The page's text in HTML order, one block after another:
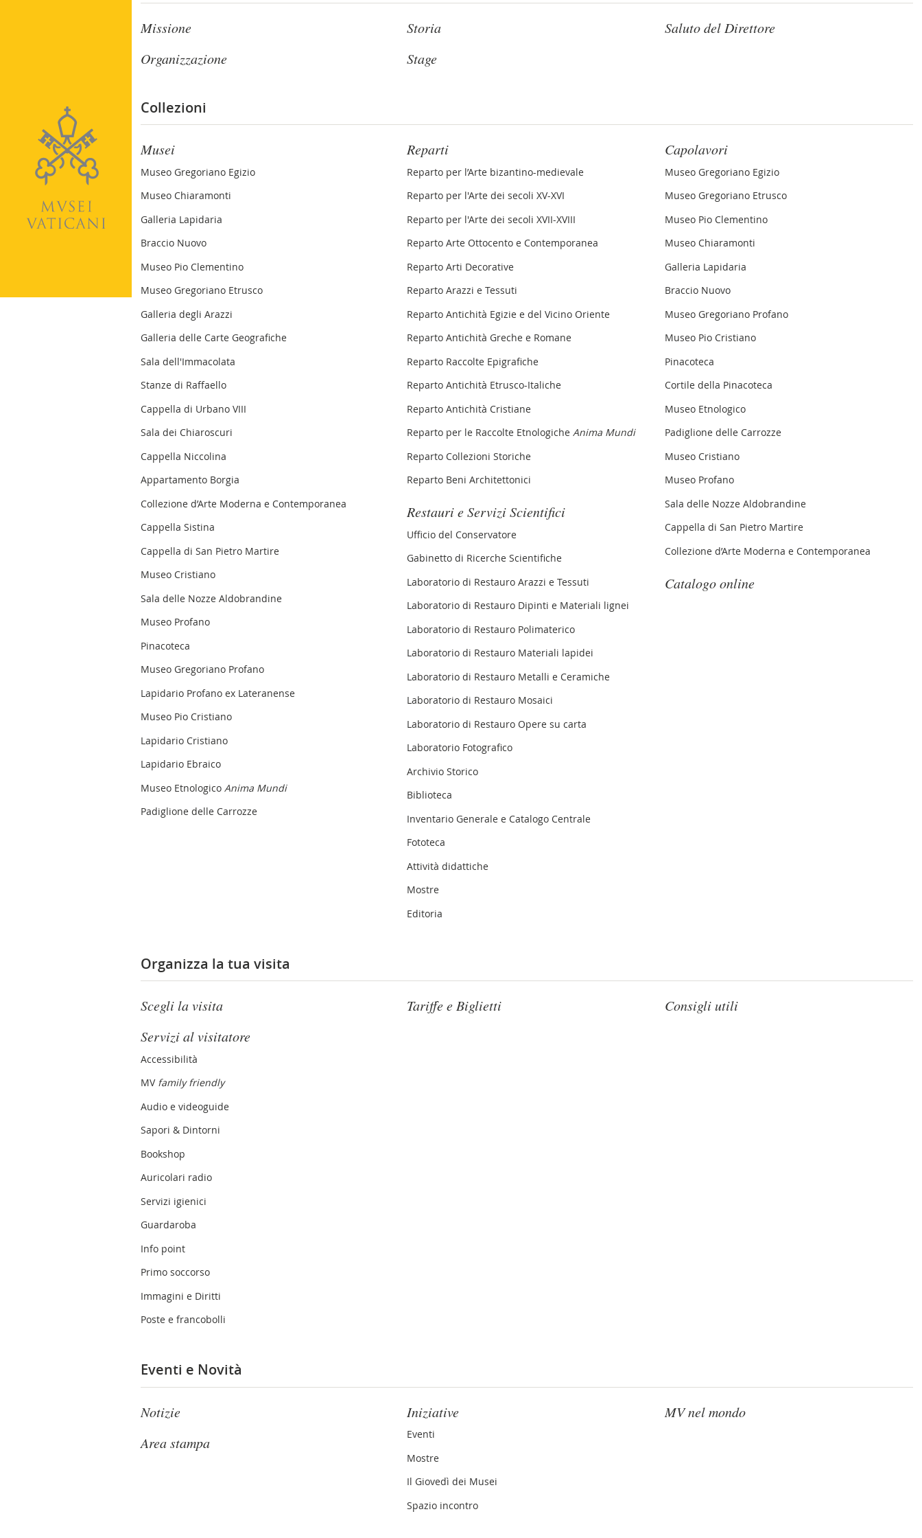
Missione
Organizzazione
Storia
Stage
Saluto del Direttore
Collezioni
Musei
Museo Gregoriano Egizio
Museo Chiaramonti
Galleria Lapidaria
Braccio Nuovo
Museo Pio Clementino
Museo Gregoriano Etrusco
Galleria degli Arazzi
Galleria delle Carte Geografiche
Sala dell'Immacolata
Stanze di Raffaello
Cappella di Urbano VIII
Sala dei Chiaroscuri
Cappella Niccolina
Appartamento Borgia
Collezione d’Arte Moderna e Contemporanea
Cappella Sistina
Cappella di San Pietro Martire
Museo Cristiano
Sala delle Nozze Aldobrandine
Museo Profano
Pinacoteca
Museo Gregoriano Profano
Lapidario Profano ex Lateranense
Museo Pio Cristiano
Lapidario Cristiano
Lapidario Ebraico
Museo Etnologico Anima Mundi
Padiglione delle Carrozze
Reparti
Reparto per l’Arte bizantino-medievale
Reparto per l'Arte dei secoli XV-XVI
Reparto per l'Arte dei secoli XVII-XVIII
Reparto Arte Ottocento e Contemporanea
Reparto Arti Decorative
Reparto Arazzi e Tessuti
Reparto Antichità Egizie e del Vicino Oriente
Reparto Antichità Greche e Romane
Reparto Raccolte Epigrafiche
Reparto Antichità Etrusco-Italiche
Reparto Antichità Cristiane
Reparto per le Raccolte EtnologicheAnima Mundi
Reparto Collezioni Storiche
Reparto Beni Architettonici
Restauri e Servizi Scientifici
Ufficio del Conservatore
Gabinetto di Ricerche Scientifiche
Laboratorio di Restauro Arazzi e Tessuti
Laboratorio di Restauro Dipinti e Materiali lignei
Laboratorio di Restauro Polimaterico
Laboratorio di Restauro Materiali lapidei
Laboratorio di Restauro Metalli e Ceramiche
Laboratorio di Restauro Mosaici
Laboratorio di Restauro Opere su carta
Laboratorio Fotografico
Archivio Storico
Biblioteca
Inventario Generale e Catalogo Centrale
Fototeca
Attività didattiche
Mostre
Editoria
Capolavori
Museo Gregoriano Egizio
Museo Gregoriano Etrusco
Museo Pio Clementino
Museo Chiaramonti
Galleria Lapidaria
Braccio Nuovo
Museo Gregoriano Profano
Museo Pio Cristiano
Pinacoteca
Cortile della Pinacoteca
Museo Etnologico
Padiglione delle Carrozze
Museo Cristiano
Museo Profano
Sala delle Nozze Aldobrandine
Cappella di San Pietro Martire
Collezione d’Arte Moderna e Contemporanea
Catalogo online
Organizza la tua visita
Scegli la visita
Servizi al visitatore
Accessibilità
MV family friendly
Audio e videoguide
Sapori & Dintorni
Bookshop
Auricolari radio
Servizi igienici
Guardaroba
Info point
Primo soccorso
Immagini e Diritti
Poste e francobolli
Tariffe e Biglietti Consigli utili
Eventi e Novità
Notizie
Area stampa
Iniziative
Eventi
Mostre
Il Giovedì dei Musei
Spazio incontro
MV nel mondo